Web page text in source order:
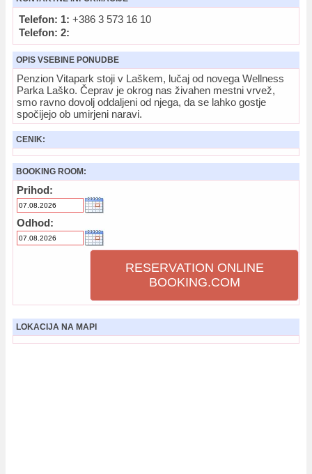
Telefon: 1: +386 3 573 16 10
Telefon: 2:
OPIS VSEBINE PONUDBE
Penzion Vitapark stoji v Laškem, lučaj od novega Wellness
Parka Laško. Čeprav je okrog nas živahen mestni vrvež,
smo ravno dovolj oddaljeni od njega, da se lahko gostje
spočijejo ob umirjeni naravi.
CENIK:
BOOKING ROOM:
Prihod:
Odhod:
RESERVATION ONLINE
BOOKING.COM
LOKACIJA NA MAPI